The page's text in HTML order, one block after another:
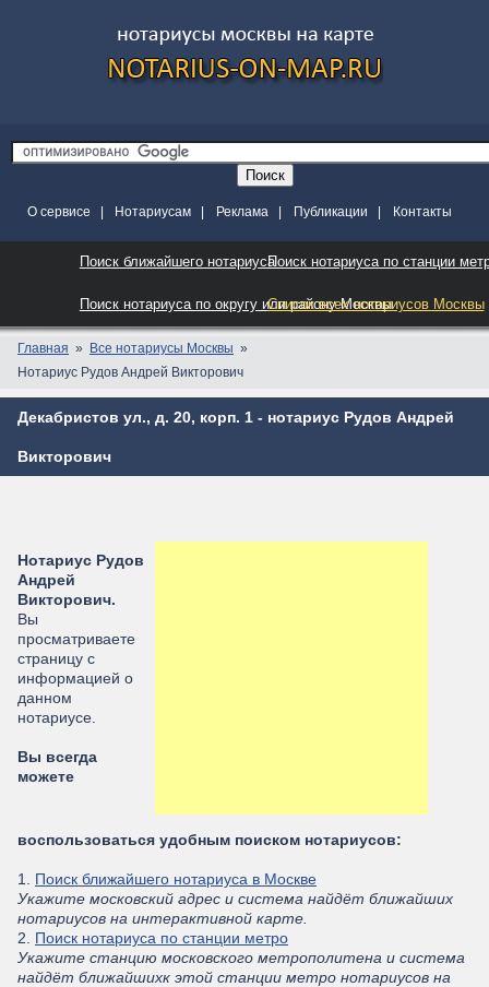
О сервисе Нотариусам Реклама Публикации Контакты
Поиск ближайшего нотариусаПоиск нотариуса по станции
Поиск нотариуса по округу или району Москвы
Список всех нотариусов Москвы
Главная
Все нотариусы Москвы
Нотариус Рудов Андрей Викторович
Декабристов ул., д. 20, корп. 1 - нотариус Рудов Андрей
Викторович
Нотариус Рудов
Андрей
Викторович.
Вы
просматриваете
страницу с
информацией о
данном
нотариусе.
Вы всегда
можете
воспользоваться удобным поиском нотариусов:
1. Поиск ближайшего нотариуса в Москве
Укажите московский адрес и система найдёт ближайших
нотариусов на интерактивной карте.
2. Поиск нотариуса по станции метро
Укажите станцию московского метрополитена и система
найдёт ближайшихк этой станции метро нотариусов на